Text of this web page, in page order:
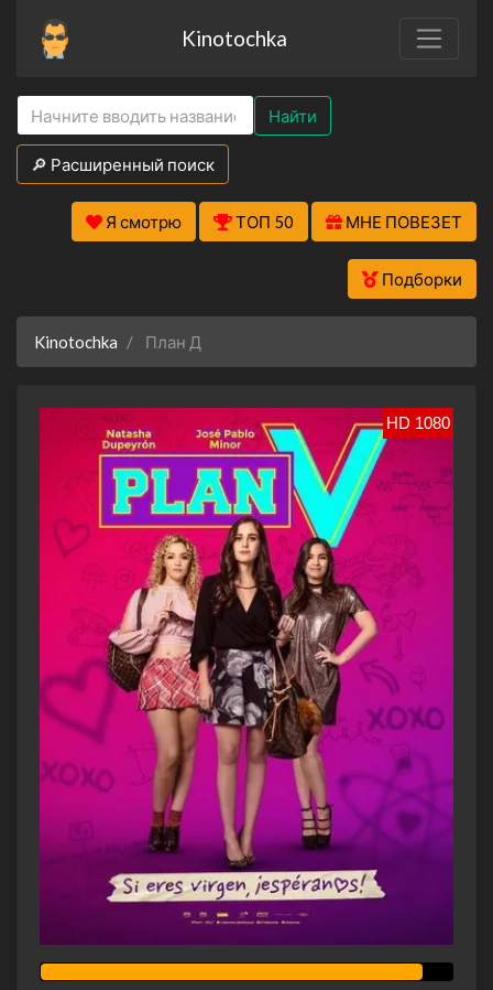
Kinotochka
Найти
🔎 Расширенный поиск
Я смотрю ТОП 50 МНЕ ПОВЕЗЕТ
Подборки
Kinotochka План Д
HD 1080